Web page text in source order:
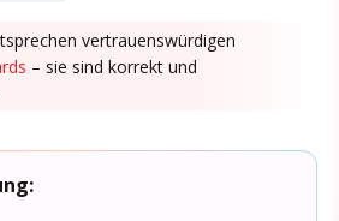
vertrauenswürdigen
– sie sind korrekt und